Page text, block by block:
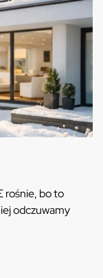
rośnie, bo to
odczuwamy